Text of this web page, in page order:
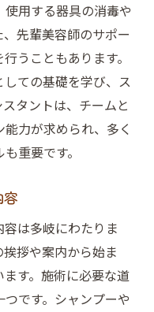
用する器具の消毒や
先輩美容師のサポー
うこともあります。
ての基礎を学び、ス
タントは、チームと
力が求められ、多く
重要です。
容
は多岐にわたりま
拶や案内から始ま
す。施術に必要な道
です。シャンプーや